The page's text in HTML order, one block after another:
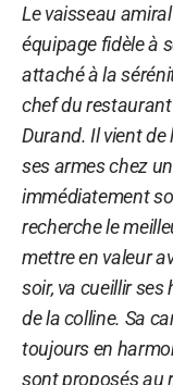
Le vaisseau
équipage fidèle à
attaché à la
chef du
Durand. Il vient de
ses armes chez
immédiatement
recherche le
mettre en valeur
soir, va cueillir
de la colline. Sa
toujours en
sont proposés au